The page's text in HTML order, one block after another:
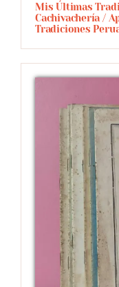
Mis Últimas
Cachivachería /
Tradiciones